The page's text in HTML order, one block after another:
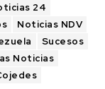
24
Noticias NDV
Sucesos
Noticias